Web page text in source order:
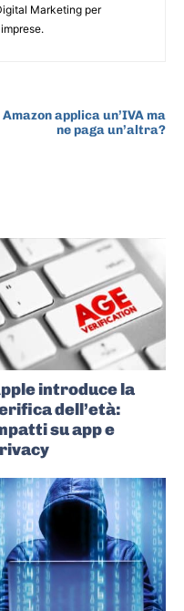
Marketing per
Amazon applica un’IVA ma
ne paga un’altra?
introduce la
dell’età:
su app e